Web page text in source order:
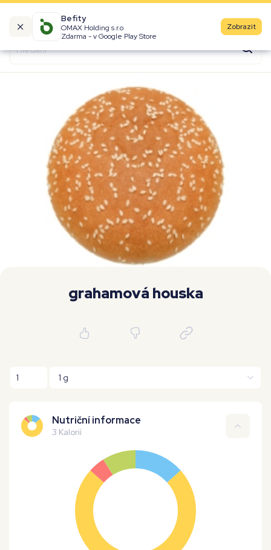
Befity
OMAX Holding s.r.o
Zdarma - v Google Play Store
Zobrazit
Kalorické tabulky
Produkty
Značky
Fast Food
Aktivity
Denní aktivity
Cviky
Workouty Premium
grahamová houska
Nutriční informace
3 Kalorií